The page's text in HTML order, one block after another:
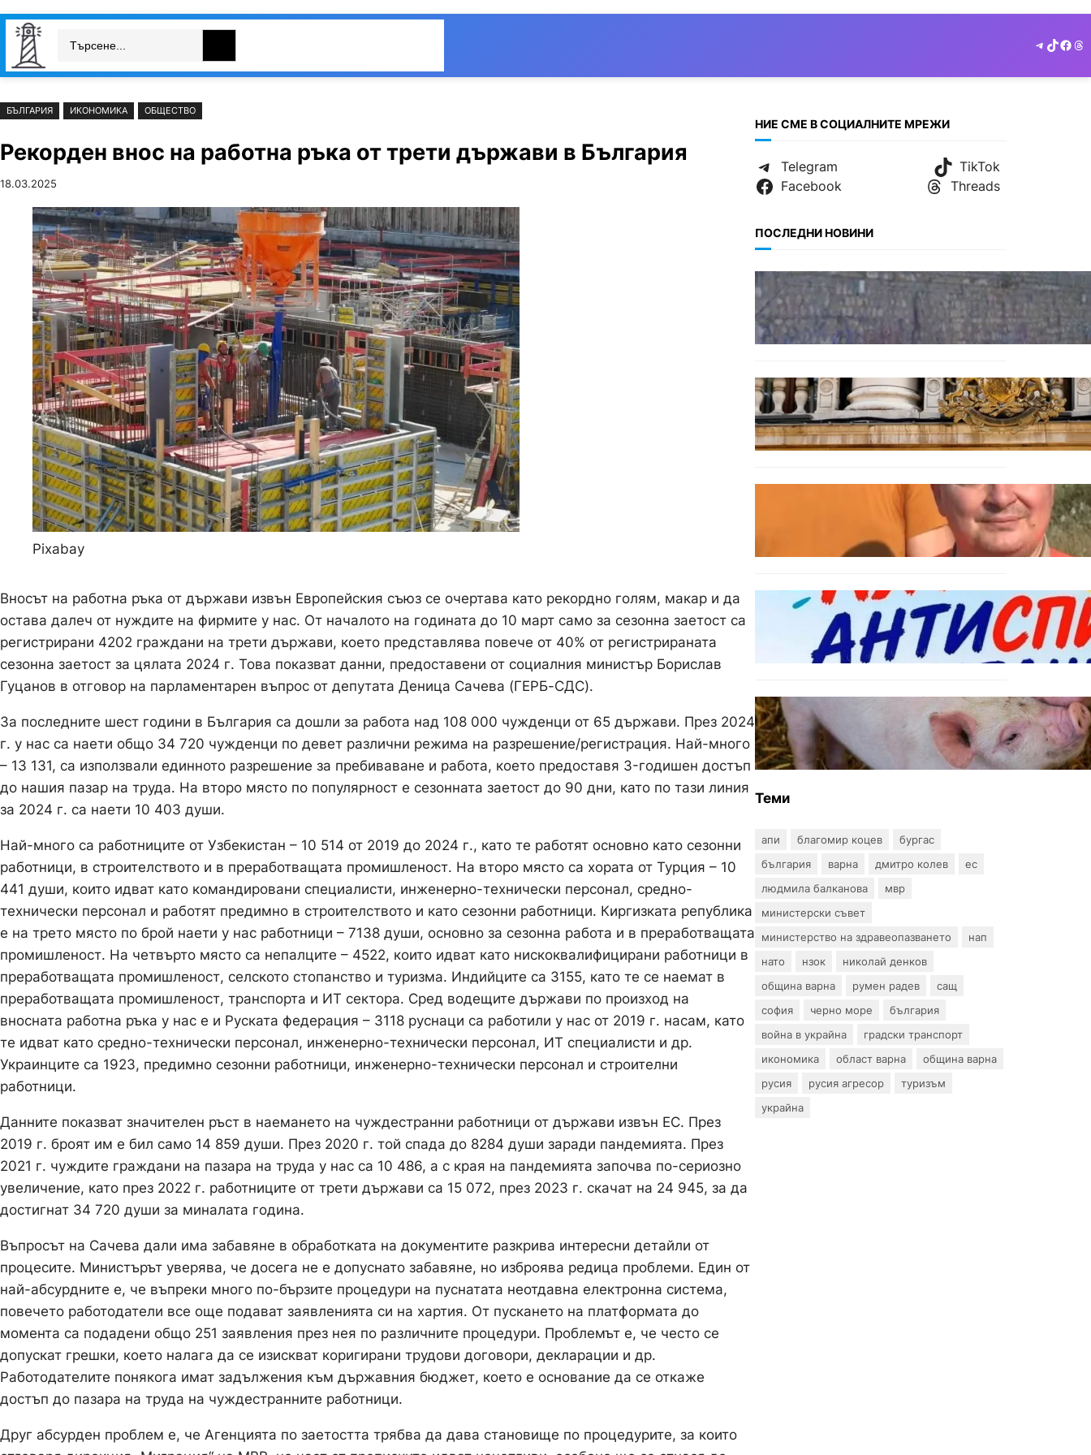
Към
съдържанието
Skip
cont
Telegram
TikTok
БЪЛГАРИЯ ИКОНОМИКА ОБЩЕСТВО
Рекорден внос на работна ръка от трети държави в България
18.03.2025
Pixabay
Вносът на работна ръка от държави извън Европейския съюз се очертава като рекордно голям, макар и да
остава далеч от нуждите на фирмите у нас. От началото на годината до 10 март само за сезонна заетост са
регистрирани 4202 граждани на трети държави, което представлява повече от 40% от регистрираната
сезонна заетост за цялата 2024 г. Това показват данни, предоставени от социалния министър Борислав
Гуцанов в отговор на парламентарен въпрос от депутата Деница Сачева (ГЕРБ-СДС).
За последните шест години в България са дошли за работа над 108 000 чужденци от 65 държави. През 2024
г. у нас са наети общо 34 720 чужденци по девет различни режима на разрешение/регистрация. Най-много
– 13 131, са използвали единното разрешение за пребиваване и работа, което предоставя 3-годишен достъп
до нашия пазар на труда. На второ място по популярност е сезонната заетост до 90 дни, като по тази линия
за 2024 г. са наети 10 403 души.
Най-много са работниците от Узбекистан – 10 514 от 2019 до 2024 г., като те работят основно като сезонни
работници, в строителството и в преработващата промишленост. На второ място са хората от Турция – 10
441 души, които идват като командировани специалисти, инженерно-технически персонал, средно-
технически персонал и работят предимно в строителството и като сезонни работници. Киргизката република
е на трето място по брой наети у нас работници – 7138 души, основно за сезонна работа и в преработващата
промишленост. На четвърто място са непалците – 4522, които идват като нискоквалифицирани работници в
преработващата промишленост, селското стопанство и туризма. Индийците са 3155, като те се наемат в
преработващата промишленост, транспорта и ИТ сектора. Сред водещите държави по произход на
вносната работна ръка у нас е и Руската федерация – 3118 руснаци са работили у нас от 2019 г. насам, като
те идват като средно-технически персонал, инженерно-технически персонал, ИТ специалисти и др.
Украинците са 1923, предимно сезонни работници, инженерно-технически персонал и строителни
работници.
Данните показват значителен ръст в наемането на чуждестранни работници от държави извън ЕС. През
2019 г. броят им е бил само 14 859 души. През 2020 г. той спада до 8284 души заради пандемията. През
2021 г. чуждите граждани на пазара на труда у нас са 10 486, а с края на пандемията започва по-сериозно
увеличение, като през 2022 г. работниците от трети държави са 15 072, през 2023 г. скачат на 24 945, за да
достигнат 34 720 души за миналата година.
Въпросът на Сачева дали има забавяне в обработката на документите разкрива интересни детайли от
процесите. Министърът уверява, че досега не е допуснато забавяне, но изброява редица проблеми. Един от
най-абсурдните е, че въпреки много по-бързите процедури на пуснатата неотдавна електронна система,
повечето работодатели все още подават заявленията си на хартия. От пускането на платформата до
момента са подадени общо 251 заявления през нея по различните процедури. Проблемът е, че често се
допускат грешки, което налага да се изискват коригирани трудови договори, декларации и др.
Работодателите понякога имат задължения към държавния бюджет, което е основание да се откаже
достъп до пазара на труда на чуждестранните работници.
Друг абсурден проблем е, че Агенцията по заетостта трябва да дава становище по процедурите, за които
НИЕ СМЕ В СОЦИАЛНИТЕ МРЕЖИ
Telegram
TikTok
Facebook
Threads
ПОСЛЕДНИ НОВИНИ
БЪЛГАРИЯ
Ограничават движението
по улица „Вълноломна“ във
Варна
БЪЛГАРИЯ
Дрон навлезе в България
край границата с Румъния
МЗХ: Ловните билети ще
могат да се издават онлайн
БЪЛГАРИЯ
Варна предлага безплатни
и анонимни тестове за ХИВ
и други инфекции през
август
Тревога във Варненско:
Африканска чума по
свинете е открита край
Гроздьово
Теми
апи благомир коцев
бургас
българия
варна дмитро колев
ес
людмила балканова
мвр
министерски съвет
министерство на здравеопазването
нап
нато
нзок
николай денков
община варна
румен радев
сащ
софия
черно море
българия
война в украйна
градски транспорт
икономика
област варна
община варна
русия
русия агресор
туризъм
украйна